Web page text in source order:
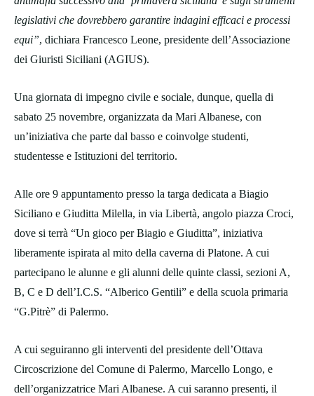
legislativi che dovrebbero garantire indagini efficaci e processi
equi”, dichiara Francesco Leone, presidente dell’Associazione
dei Giuristi Siciliani (AGIUS).
Una giornata di impegno civile e sociale, dunque, quella di
sabato 25 novembre, organizzata da Mari Albanese, con
un’iniziativa che parte dal basso e coinvolge studenti,
studentesse e Istituzioni del territorio.
Alle ore 9 appuntamento presso la targa dedicata a Biagio
Siciliano e Giuditta Milella, in via Libertà, angolo piazza Croci,
dove si terrà “Un gioco per Biagio e Giuditta”, iniziativa
liberamente ispirata al mito della caverna di Platone. A cui
partecipano le alunne e gli alunni delle quinte classi, sezioni A,
B, C e D dell’I.C.S. “Alberico Gentili” e della scuola primaria
“G.Pitrè” di Palermo.
A cui seguiranno gli interventi del presidente dell’Ottava
Circoscrizione del Comune di Palermo, Marcello Longo, e
dell’organizzatrice Mari Albanese. A cui saranno presenti, il